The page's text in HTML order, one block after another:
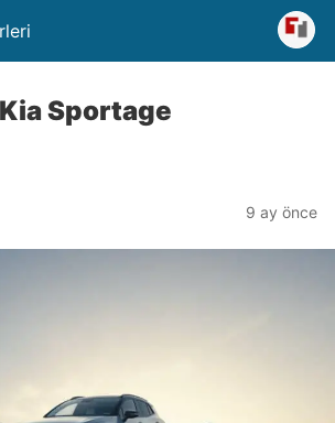
Sportage
9 ay önce